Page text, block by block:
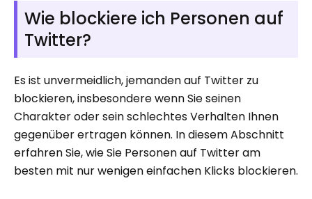
Wie blockiere ich Personen auf
Twitter?
Es ist unvermeidlich, jemanden auf Twitter zu
blockieren, insbesondere wenn Sie seinen
Charakter oder sein schlechtes Verhalten Ihnen
gegenüber ertragen können. In diesem Abschnitt
erfahren Sie, wie Sie Personen auf Twitter am
besten mit nur wenigen einfachen Klicks blockieren.